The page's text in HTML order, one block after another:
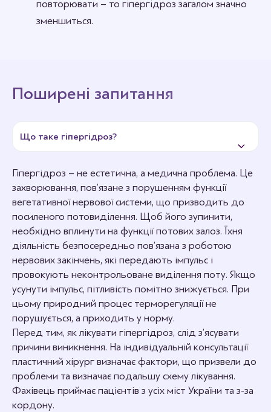
повторювати – то гіпергідроз загалом значно
зменшиться.
Поширені запитання
Що таке гіпергідроз?
Гіпергідроз – не естетична, а медична проблема. Це
захворювання, пов’язане з порушенням функції
вегетативної нервової системи, що призводить до
посиленого потовиділення. Щоб його зупинити,
необхідно вплинути на функції потових залоз. Їхня
діяльність безпосередньо пов’язана з роботою
нервових закінчень, які передають імпульс і
провокують неконтрольоване виділення поту. Якщо
усунути імпульс, пітливість помітно знижується. При
цьому природний процес терморегуляції не
порушується, а приходить у норму.
Перед тим, як лікувати гіпергідроз, слід з’ясувати
причини виникнення. На індивідуальній консультації
пластичний хірург визначає фактори, що призвели до
проблеми та визначає подальшу схему лікування.
Фахівець приймає пацієнтів з усіх міст України та з-за
кордону.